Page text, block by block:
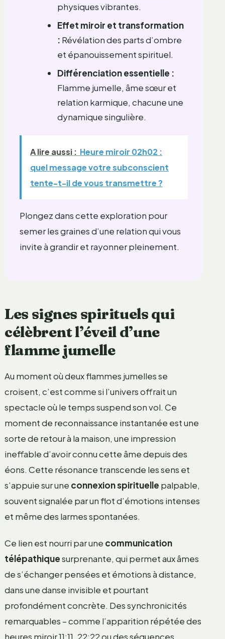
physiques vibrantes.
Effet miroir et transformation
: Révélation des parts d’ombre
et épanouissement spirituel.
Différenciation essentielle :
Flamme jumelle, âme sœur et
relation karmique, chacune une
dynamique singulière.
A lire aussi : Heure miroir 02h02 :
quel message votre subconscient
tente-t-il de vous transmettre ?
Plongez dans cette exploration pour
semer les graines d’une relation qui vous
invite à grandir et rayonner pleinement.
Les signes spirituels qui
célèbrent l’éveil d’une
flamme jumelle
Au moment où deux flammes jumelles se
croisent, c’est comme si l’univers offrait un
spectacle où le temps suspend son vol. Ce
moment de reconnaissance instantanée est une
sorte de retour à la maison, une impression
ineffable d’avoir connu cette âme depuis des
éons. Cette résonance transcende les sens et
s’appuie sur une connexion spirituelle palpable,
souvent signalée par un flot d’émotions intenses
et même des larmes spontanées.
Ce lien est nourri par une communication
télépathiquesurprenante, qui permet aux âmes
de s’échanger pensées et émotions à distance,
dans une danse invisible et pourtant
profondément concrète. Des synchronicités
remarquables – comme l’apparition répétée des
heures miroir 11:11, 22:22 ou des séquences